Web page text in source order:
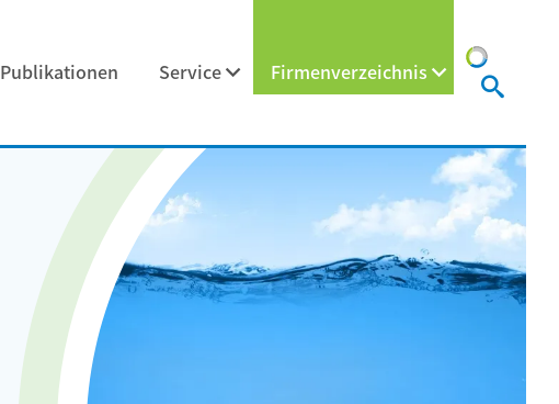
Publikationen Service Firmenverzeichnis